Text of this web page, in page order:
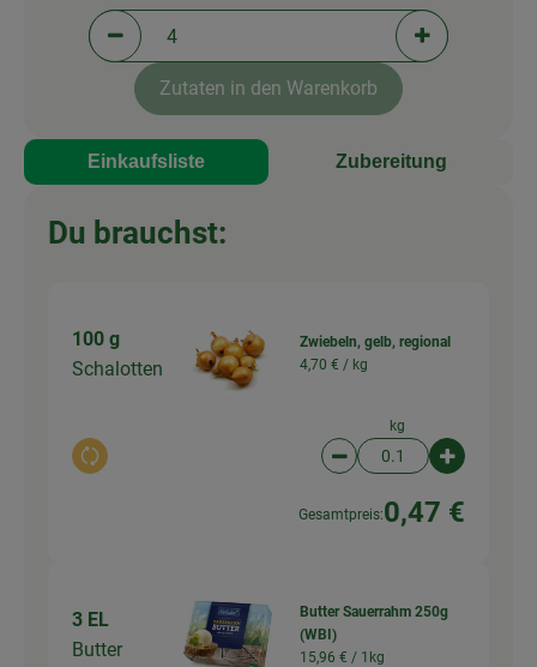
Portionen verringern (aktuell 4 PortionenPortionen
Zutaten in den Warenkorb
Einkaufsliste Zubereitung
Du brauchst:
100 g
Schalotten
Auswahl ändern
Zwiebeln, gelb, regional
4,70 € / kg
kg
Artikelanzahl
Gesamtpreis:0,47 €
3 EL
Butter
Butter Sauerrahm 250g
(WBI)
15,96 € / 1kg